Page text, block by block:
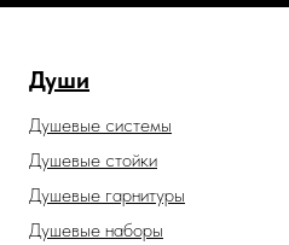
Души
Душевые гарнитуры
Душевые системы
Душевые наборы
Душевые стойки